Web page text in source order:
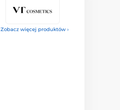
Zobacz więcej produktów ›